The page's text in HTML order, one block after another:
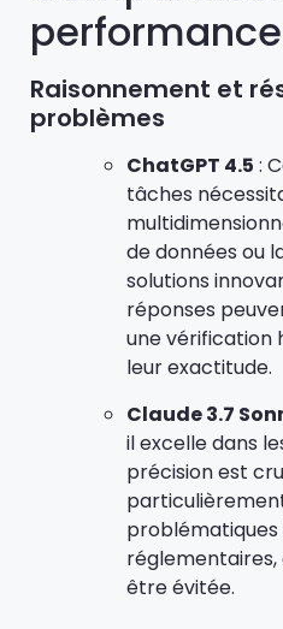
Raisonnement et
problèmes
ChatGPT 4.5 :
tâches
de données ou
solutions
réponses
une vérification
leur exactitude.
Claude 3.7
il excelle dans
précision est
problématiques
être évitée.